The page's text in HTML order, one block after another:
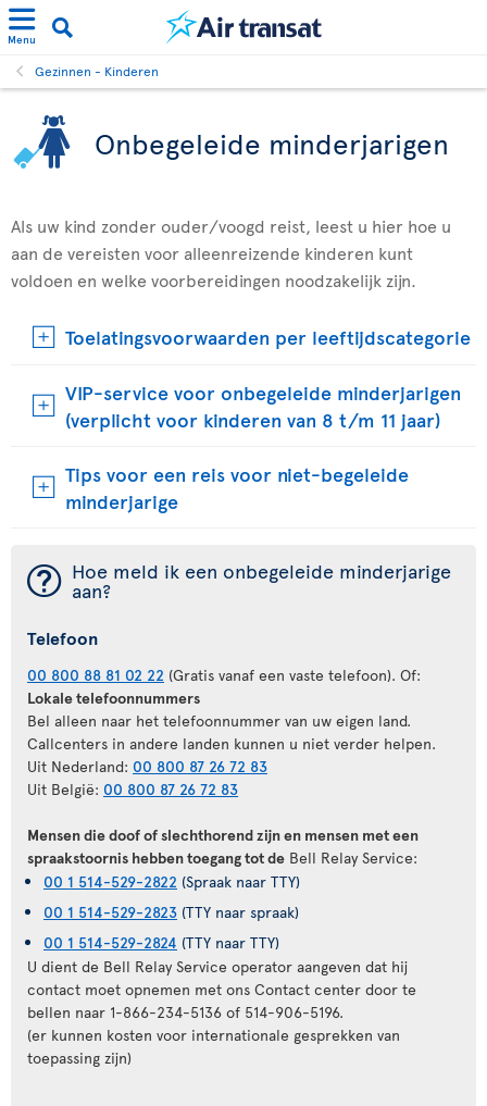
Menu
Gezinnen - Kinderen
Onbegeleide minderjarigen
Als uw kind zonder ouder/voogd reist, leest u hier hoe u
aan de vereisten voor alleenreizende kinderen kunt
voldoen en welke voorbereidingen noodzakelijk zijn.
Toelatingsvoorwaarden per leeftijdscategorie
VIP-service voor onbegeleide minderjarigen
(verplicht voor kinderen van 8 t/m 11 jaar)
Tips voor een reis voor niet-begeleide
minderjarige
¯ Hoe meld ik een onbegeleide minderjarige
aan?
Telefoon
00 800 88 81 02 22 (Gratis vanaf een vaste telefoon). Of:
Lokale telefoonnummers
Bel alleen naar het telefoonnummer van uw eigen land.
Callcenters in andere landen kunnen u niet verder helpen.
Uit Nederland: 00 800 87 26 72 83
Uit België: 00 800 87 26 72 83
Mensen die doof of slechthorend zijn en mensen met een
spraakstoornis hebben toegang tot de Bell Relay Service:
00 1 514-529-2822 (Spraak naar TTY)
00 1 514-529-2823 (TTY naar spraak)
00 1 514-529-2824 (TTY naar TTY)
U dient de Bell Relay Service operator aangeven dat hij
contact moet opnemen met ons Contact center door te
bellen naar 1-866-234-5136 of 514-906-5196.
(er kunnen kosten voor internationale gesprekken van
toepassing zijn)